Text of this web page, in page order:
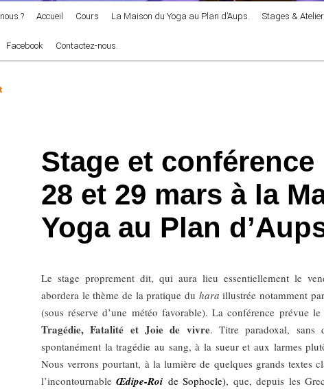
? Accueil Cours La Maison du Yoga au Plan d’Aups. Stages &
Facebook Contactez-nous.
Stage et conférence
28 et 29 mars à la
Yoga au Plan
Le stage proprement dit, qui aura lieu essentiellement le
abordera le thème de la pratique du hara illustrée notamment
(sous réserve d’une météo favorable). La conférence prévue
Tragédie, Fatalité et Joie de vivre. Titre paradoxal, sans
spontanément la tragédie au sang, à la sueur et aux larmes
Nous verrons pourtant, à la lumière de quelques grands textes
l’incontournableŒdipe-Roi de Sophocle), que, depuis les